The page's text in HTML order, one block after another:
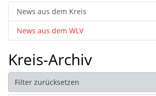
News aus dem Kreis
News aus dem WLV
Kreis-Archiv
Filter zurücksetzen